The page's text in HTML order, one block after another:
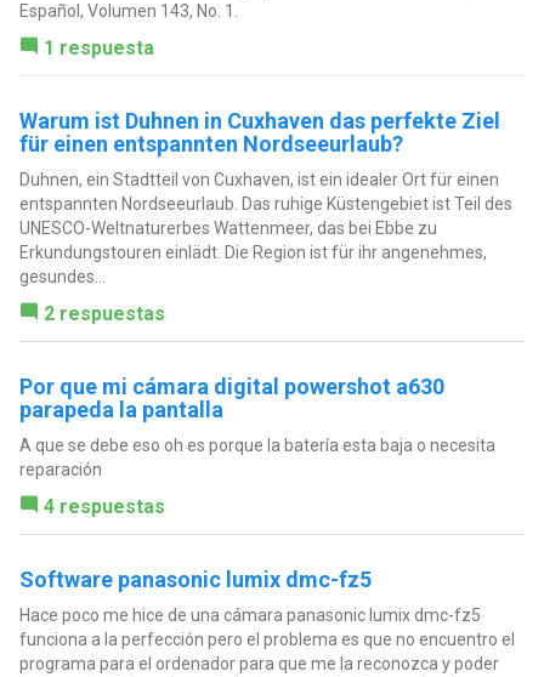
Español, Volumen 143, No. 1.
1 respuesta
Warum ist Duhnen in Cuxhaven das perfekte Ziel
für einen entspannten Nordseeurlaub?
Duhnen, ein Stadtteil von Cuxhaven, ist ein idealer Ort für einen
entspannten Nordseeurlaub. Das ruhige Küstengebiet ist Teil des
UNESCO-Weltnaturerbes Wattenmeer, das bei Ebbe zu
Erkundungstouren einlädt. Die Region ist für ihr angenehmes,
gesundes...
2 respuestas
Por que mi cámara digital powershot a630
parapeda la pantalla
A que se debe eso oh es porque la batería esta baja o necesita
reparación
4 respuestas
Software panasonic lumix dmc-fz5
Hace poco me hice de una cámara panasonic lumix dmc-fz5
funciona a la perfección pero el problema es que no encuentro el
programa para el ordenador para que me la reconozca y poder